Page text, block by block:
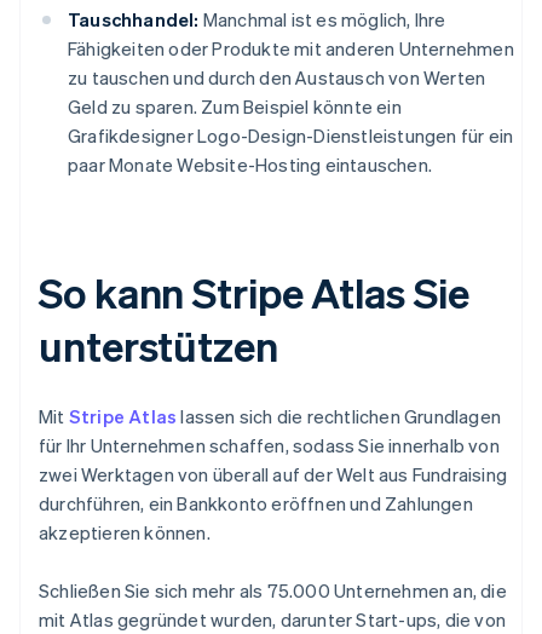
Tauschhandel: Manchmal ist es möglich, Ihre
Fähigkeiten oder Produkte mit anderen Unternehmen
zu tauschen und durch den Austausch von Werten
Geld zu sparen. Zum Beispiel könnte ein
Grafikdesigner Logo-Design-Dienstleistungen für ein
paar Monate Website-Hosting eintauschen.
So kann Stripe Atlas Sie
unterstützen
Mit Stripe Atlas lassen sich die rechtlichen Grundlagen
für Ihr Unternehmen schaffen, sodass Sie innerhalb von
zwei Werktagen von überall auf der Welt aus Fundraising
durchführen, ein Bankkonto eröffnen und Zahlungen
akzeptieren können.
Schließen Sie sich mehr als 75.000 Unternehmen an, die
mit Atlas gegründet wurden, darunter Start-ups, die von